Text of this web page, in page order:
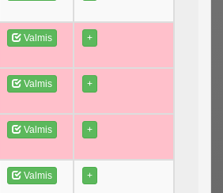
Valmis +
Valmis +
Valmis +
Valmis +